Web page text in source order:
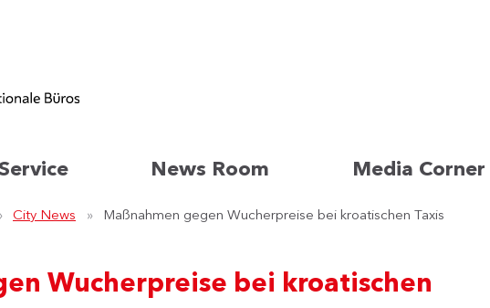
News Room Media Corner
City News Maßnahmen gegen Wucherpreise bei kroatischen Taxis
Wucherpreise bei kroatischen